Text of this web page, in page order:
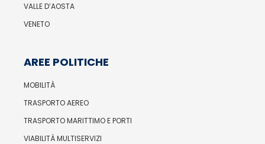
VALLE D’AOSTA
VENETO
AREE POLITICHE
MOBILITÀ
TRASPORTO AEREO
TRASPORTO MARITTIMO E PORTI
VIABILITÀ MULTISERVIZI